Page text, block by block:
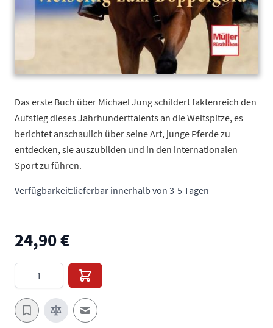
Das erste Buch über Michael Jung schildert faktenreich den
Aufstieg dieses Jahrhunderttalents an die Weltspitze, es
berichtet anschaulich über seine Art, junge Pferde zu
entdecken, sie auszubilden und in den internationalen
Sport zu führen.
Verfügbarkeit:lieferbar innerhalb von 3-5 Tagen
24,90 €
Menge
E-Mail an einen Freund